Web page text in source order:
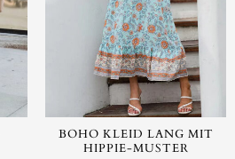
BOHO KLEID LANG MIT
HIPPIE-MUSTER